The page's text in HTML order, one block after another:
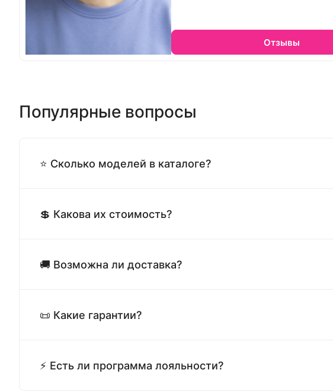
Отзывы
Популярные вопросы
⭐ Сколько моделей в каталоге?
💲 Какова их стоимость?
🚚 Возможна ли доставка?
📜 Какие гарантии?
⚡ Есть ли программа лояльности?